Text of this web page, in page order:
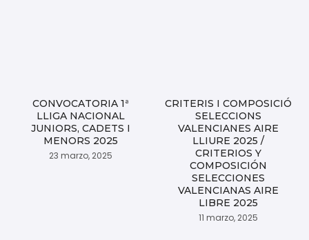
CONVOCATORIA 1ª
LLIGA NACIONAL
JUNIORS, CADETS I
MENORS 2025
23 marzo, 2025
CRITERIS I COMPOSICIÓ
SELECCIONS
VALENCIANES AIRE
LLIURE 2025 /
CRITERIOS Y
COMPOSICIÓN
SELECCIONES
VALENCIANAS AIRE
LIBRE 2025
11 marzo, 2025